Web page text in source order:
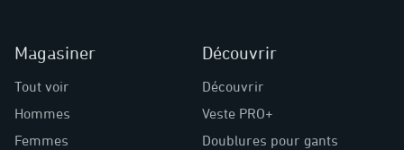
Magasiner
Tout voir
Hommes
Femmes
Découvrir
Découvrir
Veste PRO+
Doublures pour gants